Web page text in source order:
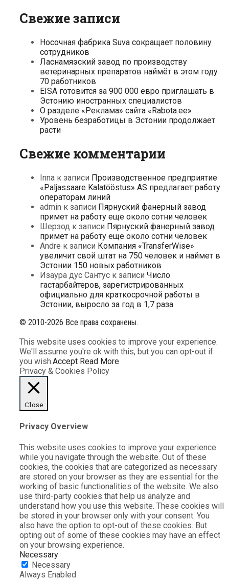
Свежие записи
Носочная фабрика Suva сокращает половину
сотрудников
Ласнамяэский завод по производству
ветеринарных препаратов наймёт в этом году
70 работников
EISA готовится за 900 000 евро приглашать в
Эстонию иностранных специалистов
О разделе «Реклама» сайта «Rabota.ee»
Уровень безработицы в Эстонии продолжает
расти
Свежие комментарии
Inna к записи Производственное предприятие
«Paljassaare Kalatööstus» AS предлагает работу
операторам линий
admin к записи Пярнуский фанерный завод
примет на работу еще около сотни человек
Шерзод к записи Пярнуский фанерный завод
примет на работу еще около сотни человек
Andre к записи Компания «TransferWise»
увеличит свой штат на 750 человек и наймет в
Эстонии 150 новых работников
Изаура дус Сантус к записи Число
гастарбайтеров, зарегистрированных
официально для краткосрочной работы в
Эстонии, выросло за год в 1,7 раза
© 2010-2026 Все права сохранены.
This website uses cookies to improve your experience.
We'll assume you're ok with this, but you can opt-out if
you wish.Accept Read More
Privacy & Cookies Policy
Close
Privacy Overview
This website uses cookies to improve your experience
while you navigate through the website. Out of these
cookies, the cookies that are categorized as necessary
are stored on your browser as they are essential for the
working of basic functionalities of the website. We also
use third-party cookies that help us analyze and
understand how you use this website. These cookies will
be stored in your browser only with your consent. You
also have the option to opt-out of these cookies. But
opting out of some of these cookies may have an effect
on your browsing experience.
Necessary
Necessary
Always Enabled